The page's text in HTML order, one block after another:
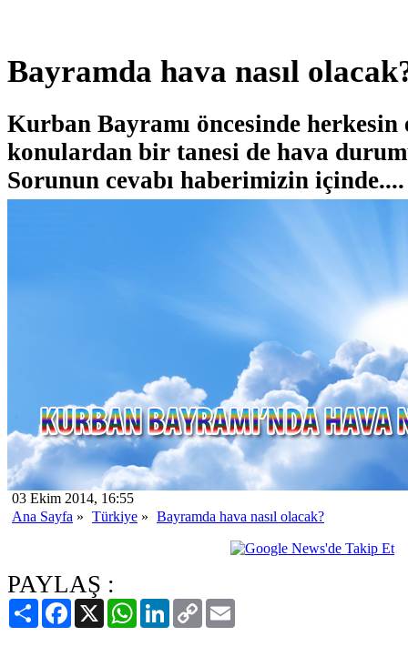
Bayramda hava nasıl
Kurban Bayramı öncesinde
konulardan bir tanesi de hava
Sorunun cevabı haberimizin içinde....
03 Ekim 2014, 16:55
Ana Sayfa » Türkiye » Bayramda hava nasıl olacak?
PAYLAŞ :
PaylaşFacebook
X WhatsAppLinkedIn
Copy
Link